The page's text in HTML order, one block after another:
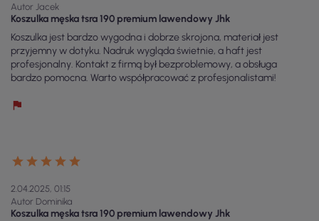
Autor Jacek
Koszulka męska tsra 190 premium lawendowy Jhk
Koszulka jest bardzo wygodna i dobrze skrojona, materiał jest
przyjemny w dotyku. Nadruk wygląda świetnie, a haft jest
profesjonalny. Kontakt z firmą był bezproblemowy, a obsługa
bardzo pomocna. Warto współpracować z profesjonalistami!
2.04.2025, 01:15
Autor Dominika
Koszulka męska tsra 190 premium lawendowy Jhk